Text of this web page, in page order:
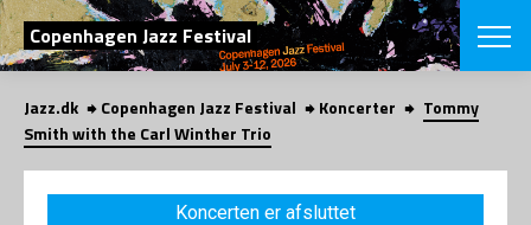
SØG
Copenhagen Jazz Festival
English
VÆLG
Jazz.dk Copenhagen Jazz Festival Koncerter
Tommy
Smith with the Carl Winther Trio
Koncerten er afsluttet